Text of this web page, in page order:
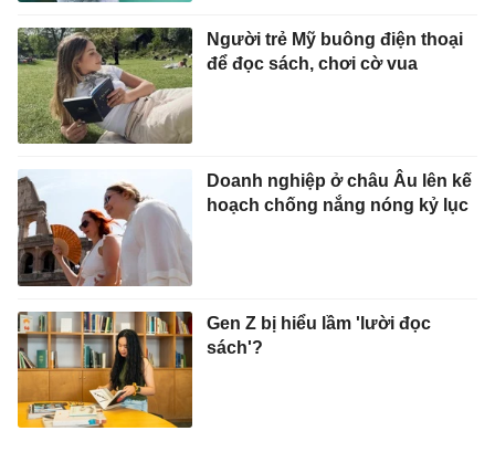
Người trẻ Mỹ buông điện thoại
để đọc sách, chơi cờ vua
Doanh nghiệp ở châu Âu lên kế
hoạch chống nắng nóng kỷ lục
Gen Z bị hiểu lầm 'lười đọc
sách'?